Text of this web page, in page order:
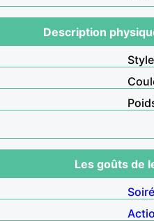
Description
Les goûts de